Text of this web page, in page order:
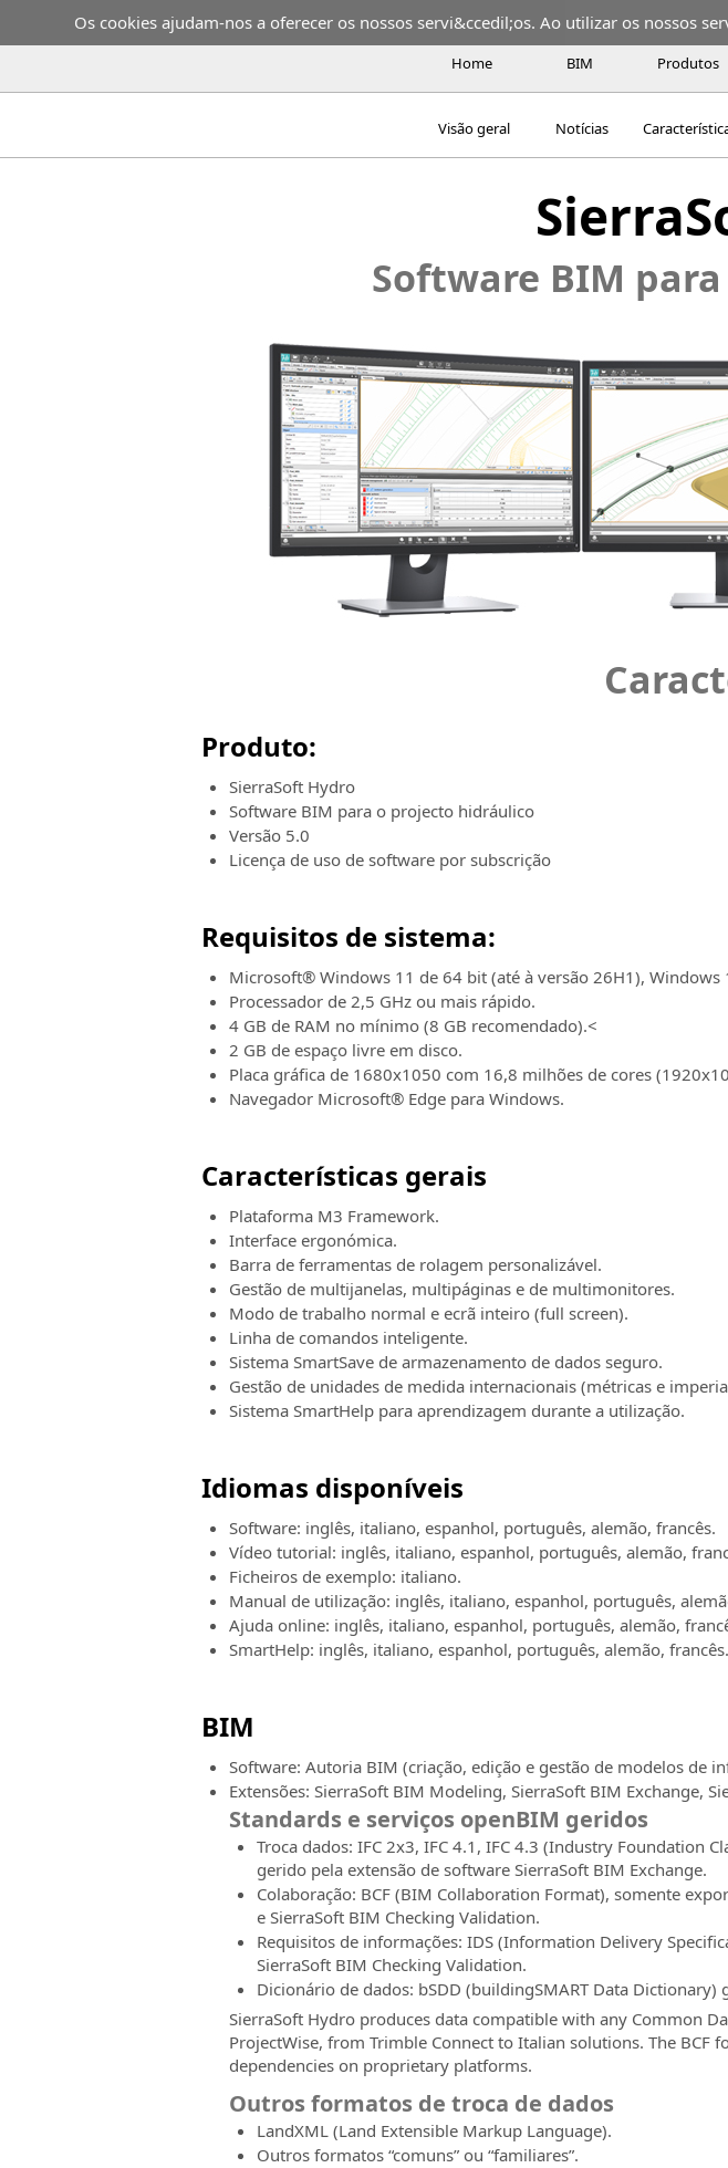
Home BIM Produtos
Visão geral Notícias
Software BIM
Produto:
SierraSoft Hydro
Software BIM para o projecto hidráulico
Versão 5.0
Licença de uso de software por subscrição
Requisitos de sistema:
Microsoft® Windows 11 de 64 bit (até à versão 26H1), Windows
Processador de 2,5 GHz ou mais rápido.
4 GB de RAM no mínimo (8 GB recomendado).<
2 GB de espaço livre em disco.
Placa gráfica de 1680x1050 com 16,8 milhões de cores
Navegador Microsoft® Edge para Windows.
Características gerais
Plataforma M3 Framework.
Interface ergonómica.
Barra de ferramentas de rolagem personalizável.
Gestão de multijanelas, multipáginas e de multimonitores.
Modo de trabalho normal e ecrã inteiro (full screen).
Linha de comandos inteligente.
Sistema SmartSave de armazenamento de dados seguro.
Gestão de unidades de medida internacionais (métricas e
Sistema SmartHelp para aprendizagem durante a utilização.
Idiomas disponíveis
Software: inglês, italiano, espanhol, português, alemão, francês.
Vídeo tutorial: inglês, italiano, espanhol, português, alemão,
Ficheiros de exemplo: italiano.
Manual de utilização: inglês, italiano, espanhol, português,
Ajuda online: inglês, italiano, espanhol, português, alemão,
SmartHelp: inglês, italiano, espanhol, português, alemão, francês.
BIM
Software: Autoria BIM (criação, edição e gestão de modelos de
Extensões: SierraSoft BIM Modeling, SierraSoft BIM Exchange,
Standards e serviços openBIM geridos
Troca dados: IFC 2x3, IFC 4.1, IFC 4.3 (Industry Foundation
gerido pela extensão de software SierraSoft BIM Exchange.
Colaboração: BCF (BIM Collaboration Format), somente
e SierraSoft BIM Checking Validation.
Requisitos de informações: IDS (Information Delivery
SierraSoft BIM Checking Validation.
Dicionário de dados: bSDD (buildingSMART Data
SierraSoft Hydro produces data compatible with any Common
ProjectWise, from Trimble Connect to Italian solutions. The
dependencies on proprietary platforms.
Outros formatos de troca de dados
LandXML (Land Extensible Markup Language).
Outros formatos “comuns” ou “familiares”.
Os cookies ajudam-nos a oferecer os nossos servi&ccedil;os. Ao utilizar os nossos